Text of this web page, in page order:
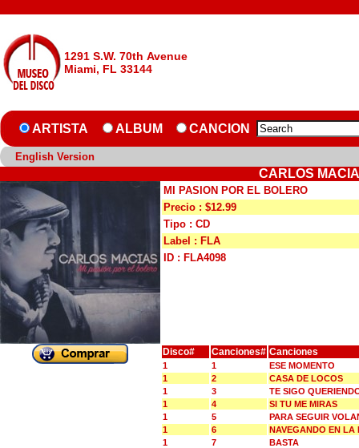
1291 S.W. 70th Avenue
Miami, FL 33144
ARTISTA ALBUM CANCION
English Version
CARLOS
MI PASION POR EL BOLERO
Precio : $12.99
Tipo : CD
Label : FLA
ID : FLA4098
Disco# Canciones# Canciones
1 1
ESE MOMENTO
1
2
CASA DE LOCOS
1
3
TE SIGO
1
4
SI TU ME MIRAS
1
5
PARA SEGUIR
1
6
NAVEGANDO EN LA
1
7
BASTA